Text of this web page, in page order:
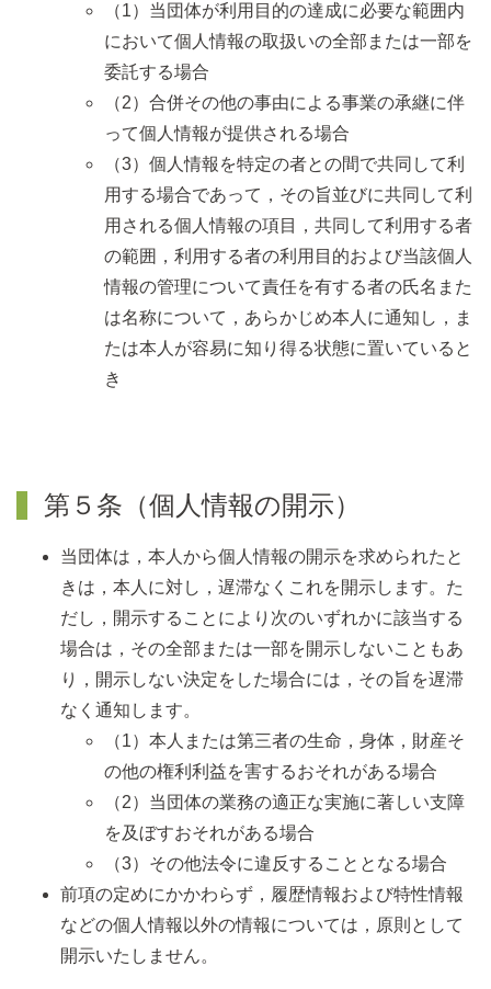
（1）当団体が利用目的の達成に必要な範囲内
において個人情報の取扱いの全部または一部を
委託する場合
（2）合併その他の事由による事業の承継に伴
って個人情報が提供される場合
（3）個人情報を特定の者との間で共同して利
用する場合であって，その旨並びに共同して利
用される個人情報の項目，共同して利用する者
の範囲，利用する者の利用目的および当該個人
情報の管理について責任を有する者の氏名また
は名称について，あらかじめ本人に通知し，ま
たは本人が容易に知り得る状態に置いていると
き
第５条（個人情報の開示）
当団体は，本人から個人情報の開示を求められたと
きは，本人に対し，遅滞なくこれを開示します。た
だし，開示することにより次のいずれかに該当する
場合は，その全部または一部を開示しないこともあ
り，開示しない決定をした場合には，その旨を遅滞
なく通知します。
（1）本人または第三者の生命，身体，財産そ
の他の権利利益を害するおそれがある場合
（2）当団体の業務の適正な実施に著しい支障
を及ぼすおそれがある場合
（3）その他法令に違反することとなる場合
前項の定めにかかわらず，履歴情報および特性情報
などの個人情報以外の情報については，原則として
開示いたしません。